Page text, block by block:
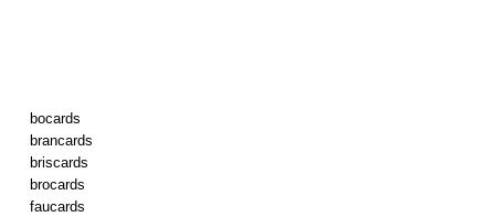
bocards
brancards
briscards
brocards
faucards